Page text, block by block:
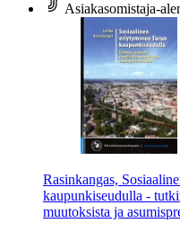
Asiakasomistaja-
Rasinkangas,
kaupunkiseudulla -
muutoksista ja